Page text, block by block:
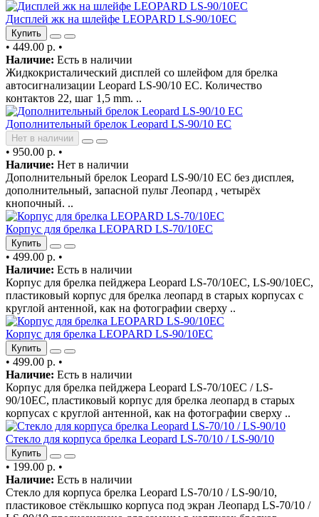
Дисплей жк на шлейфе LEOPARD LS-90/10EC
Купить
• 449.00 р. •
Наличие: Есть в наличии
Жидкокристалический дисплей со шлейфом для брелка
автосигнализации Leopard LS-90/10 EC. Количество
контактов 22, шаг 1,5 mm. ..
Дополнительный брелок Leopard LS-90/10 EC
Нет в наличии
• 950.00 р. •
Наличие: Нет в наличии
Дополнительный брелок Leopard LS-90/10 EC без дисплея,
дополнительный, запасной пульт Леопард , четырёх
кнопочный. ..
Корпус для брелка LEOPARD LS-70/10EC
Купить
• 499.00 р. •
Наличие: Есть в наличии
Корпус для брелка пейджера Leopard LS-70/10EC, LS-90/10EC,
пластиковый корпус для брелка леопард в старых корпусах с
круглой антенной, как на фотографии сверху ..
Корпус для брелка LEOPARD LS-90/10EC
Купить
• 499.00 р. •
Наличие: Есть в наличии
Корпус для брелка пейджера Leopard LS-70/10EC / LS-
90/10EC, пластиковый корпус для брелка леопард в старых
корпусах с круглой антенной, как на фотографии сверху ..
Стекло для корпуса брелка Leopard LS-70/10 / LS-90/10
Купить
• 199.00 р. •
Наличие: Есть в наличии
Стекло для корпуса брелка Leopard LS-70/10 / LS-90/10,
пластиковое стёклышко корпуса под экран Леопард LS-70/10 /